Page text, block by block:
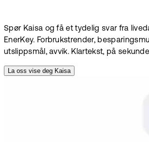
Spør Kaisa og få et tydelig svar fra
EnerKey. Forbrukstrender,
utslippsmål, avvik. Klartekst, på
La oss vise deg Kaisa